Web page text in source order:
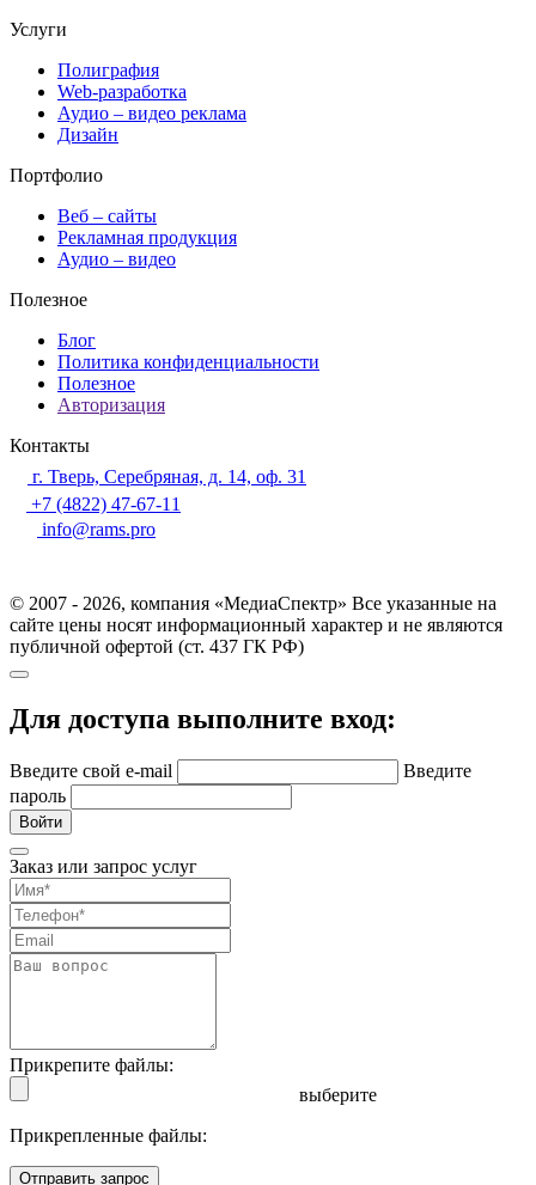
Услуги
Полиграфия
Web-разработка
Аудио – видео реклама
Дизайн
Портфолио
Веб – сайты
Рекламная продукция
Аудио – видео
Полезное
Блог
Политика конфиденциальности
Полезное
Авторизация
Контакты
г. Тверь, Серебряная, д. 14, оф. 31
+7 (4822) 47-67-11
info@rams.pro
© 2007 - 2026, компания «МедиаСпектр» Все указанные на
сайте цены носят информационный характер и не являются
публичной офертой (ст. 437 ГК РФ)
Для доступа выполните вход:
Введите свой e-mail
Введите
пароль
Войти
Заказ или запрос услуг
Прикрепите файлы:
выберите
Прикрепленные файлы:
Отправить запрос